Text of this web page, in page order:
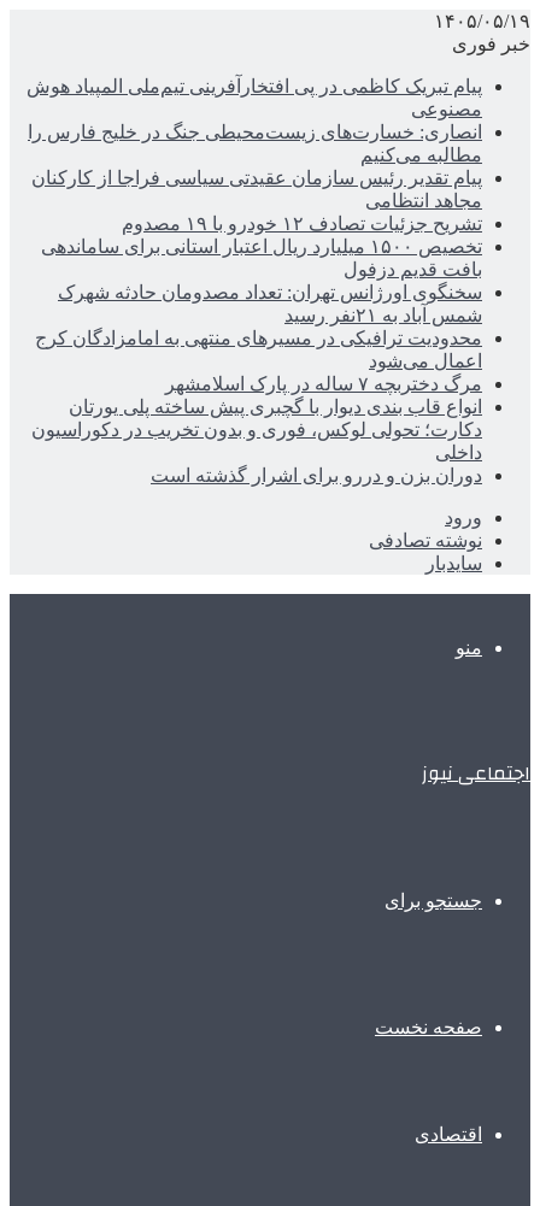
۱۴۰۵/۰۵/۱۹
خبر فوری
پیام تبریک کاظمی در پی افتخارآفرینی تیم‌ملی المپیاد هوش
مصنوعی
انصاری: خسارت‌های زیست‌محیطی جنگ در خلیج فارس را
مطالبه‌ می‌کنیم
پیام تقدیر رئیس سازمان عقیدتی سیاسی فراجا از کارکنان
مجاهد انتظامی
تشریح جزئیات تصادف ۱۲ خودرو با ۱۹ مصدوم
تخصیص ۱۵۰۰ میلیارد ریال اعتبار استانی برای ساماندهی
بافت قدیم دزفول
سخنگوی اورژانس تهران: تعداد مصدومان حادثه شهرک
شمس آباد به ۲۱نفر رسید
محدودیت ترافیکی در مسیرهای منتهی به امامزادگان کرج
اعمال می‌شود
مرگ دختربچه ۷ ساله در پارک اسلامشهر
انواع قاب بندی دیوار با گچبری پیش ساخته پلی یورتان
دکارت؛ تحولی لوکس، فوری و بدون تخریب در دکوراسیون
داخلی
دوران بزن و دررو برای اشرار گذشته است
ورود
نوشته تصادفی
سایدبار
منو
اجتماعی نیوز
جستجو برای
صفحه نخست
اقتصادی